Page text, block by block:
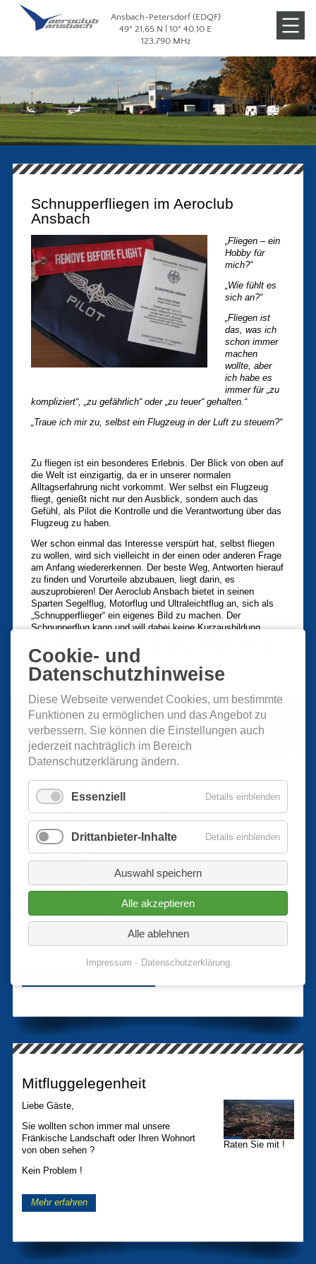
Ansbach-Petersdorf (EDQF)
49° 21,65 N | 10° 40,10 E
123,790 MHz
Schnupperfliegen im Aeroclub
Ansbach
„Fliegen – ein
Hobby für
mich?“
„Wie fühlt es
sich an?“
„Fliegen ist
das, was ich
schon immer
machen
wollte, aber
ich habe es
immer für „zu
kompliziert“, „zu gefährlich“ oder „zu teuer“ gehalten.“
„Traue ich mir zu, selbst ein Flugzeug in der Luft zu steuern?“
Zu fliegen ist ein besonderes Erlebnis. Der Blick von oben auf
die Welt ist einzigartig, da er in unserer normalen
Alltagserfahrung nicht vorkommt. Wer selbst ein Flugzeug
fliegt, genießt nicht nur den Ausblick, sondern auch das
Gefühl, als Pilot die Kontrolle und die Verantwortung über das
Flugzeug zu haben.
Wer schon einmal das Interesse verspürt hat, selbst fliegen
zu wollen, wird sich vielleicht in der einen oder anderen Frage
am Anfang wiedererkennen. Der beste Weg, Antworten hierauf
zu finden und Vorurteile abzubauen, liegt darin, es
auszuprobieren! Der Aeroclub Ansbach bietet in seinen
Sparten Segelflug, Motorflug und Ultraleichtflug an, sich als
„Schnupperflieger“ ein eigenes Bild zu machen. Der
Schnupperflug kann und will dabei keine Kurzausbildung
Begeisterung?!) dafür vermitteln, was das Fliegen als Pilot
bedeutet.
Fliegerfest 2026
Unser diesjähriges Fliegerfest findet am 12. und 13. September
2026 statt.
Mitfluggelegenheit
Raten Sie mit !
Liebe Gäste,
Sie wollten schon immer mal unsere
Fränkische Landschaft oder Ihren Wohnort
von oben sehen ?
Kein Problem !
Mehr erfahren
Cookie- und
Datenschutzhinweise
Diese Webseite verwendet Cookies, um bestimmte
Funktionen zu ermöglichen und das Angebot zu
verbessern. Sie können die Einstellungen auch
jederzeit nachträglich im Bereich
Datenschutzerklärung ändern.
Essenziell Details einblenden
Drittanbieter-Inhalte Details einblenden
Auswahl speichern
Alle akzeptieren
Alle ablehnen
Impressum Datenschutzerklärung
Veranstaltungen
Galerien